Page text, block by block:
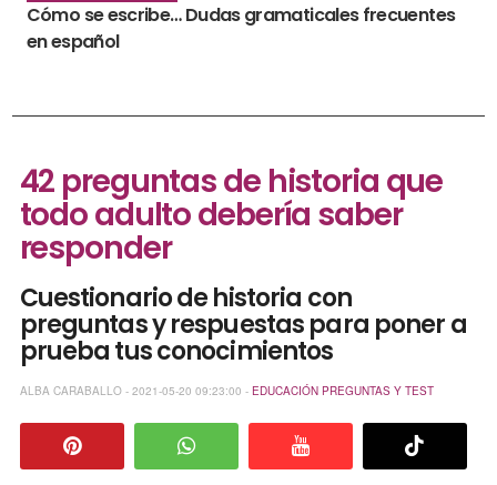
Cómo se escribe… Dudas gramaticales frecuentes
en español
42 preguntas de historia que
todo adulto debería saber
responder
Cuestionario de historia con
preguntas y respuestas para poner a
prueba tus conocimientos
ALBA CARABALLO - 2021-05-20 09:23:00 - EDUCACIÓN PREGUNTAS Y TEST